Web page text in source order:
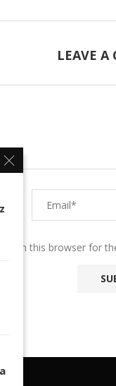
LEAVE A
in this browser for